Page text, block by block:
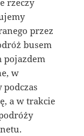
rzeczy
przez
busem
pojazdem
w
a w trakcie